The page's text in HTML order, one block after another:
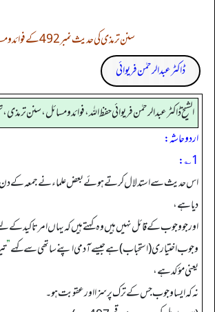
سنن ترمذی کی حدیث نمبر 492 کے فوائد و مسائل
ڈاکٹر عبدالرحمٰن فریوائی
الشیخ ڈاکٹر عبد الرحمٰن فریوائی حفظ اللہ، فوائد و مسائل، سنن
اردو حاشہ:
1؎:
اس حدیث سے استدلال کرتے ہوئے بعض علماء نے جمعہ کے
دیا ہے،
اور جو وجوب کے قائل نہیں ہیں وہ کہتے ہیں کہ یہاں امر تاکید
وجوب اختیاری (استحباب) ہے جیسے آدمی اپنے ساتھی سے کہے”
یعنی مؤکد ہے،
نہ کہ ایسا وجوب جس کے ترک پر سزا اورعقوبت ہو۔